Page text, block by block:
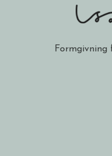
Formgivning